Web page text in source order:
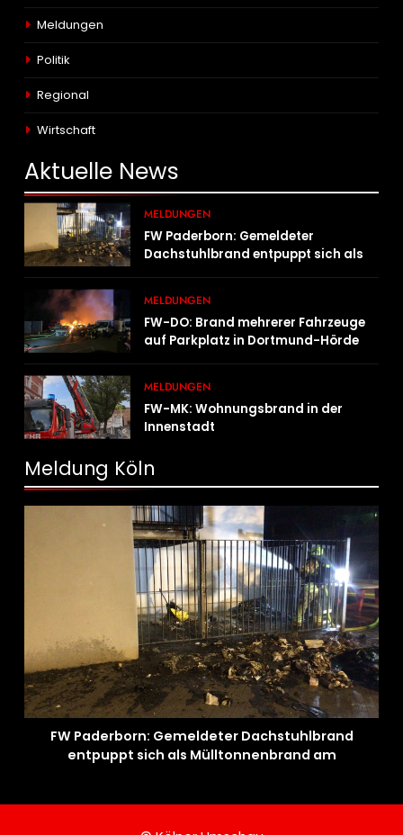
Meldungen
Politik
Regional
Wirtschaft
Aktuelle News
MELDUNGEN
FW Paderborn: Gemeldeter
Dachstuhlbrand entpuppt sich als
MELDUNGEN
FW-DO: Brand mehrerer Fahrzeuge
auf Parkplatz in Dortmund-Hörde
MELDUNGEN
FW-MK: Wohnungsbrand in der
Innenstadt
Meldung Köln
FW Paderborn: Gemeldeter Dachstuhlbrand
entpuppt sich als Mülltonnenbrand am